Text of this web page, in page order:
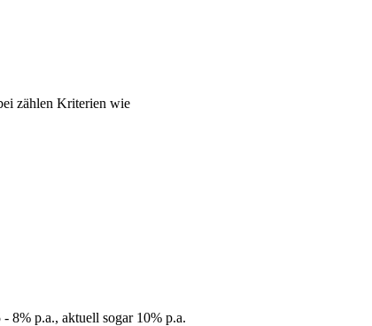
zählen Kriterien wie
8% p.a., aktuell sogar 10% p.a.